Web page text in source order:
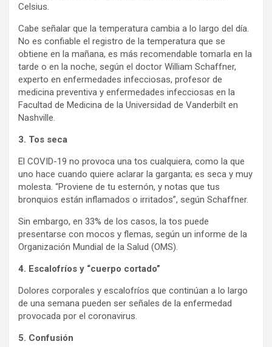
Celsius.
Cabe señalar que la temperatura cambia a lo largo del día.
No es confiable el registro de la temperatura que se
obtiene en la mañana, es más recomendable tomarla en la
tarde o en la noche, según el doctor William Schaffner,
experto en enfermedades infecciosas, profesor de
medicina preventiva y enfermedades infecciosas en la
Facultad de Medicina de la Universidad de Vanderbilt en
Nashville.
3. Tos seca
El COVID-19 no provoca una tos cualquiera, como la que
uno hace cuando quiere aclarar la garganta; es seca y muy
molesta. “Proviene de tu esternón, y notas que tus
bronquios están inflamados o irritados”, según Schaffner.
Sin embargo, en 33% de los casos, la tos puede
presentarse con mocos y flemas, según un informe de la
Organización Mundial de la Salud (OMS).
4. Escalofríos y “cuerpo cortado”
Dolores corporales y escalofríos que continúan a lo largo
de una semana pueden ser señales de la enfermedad
provocada por el coronavirus.
5. Confusión